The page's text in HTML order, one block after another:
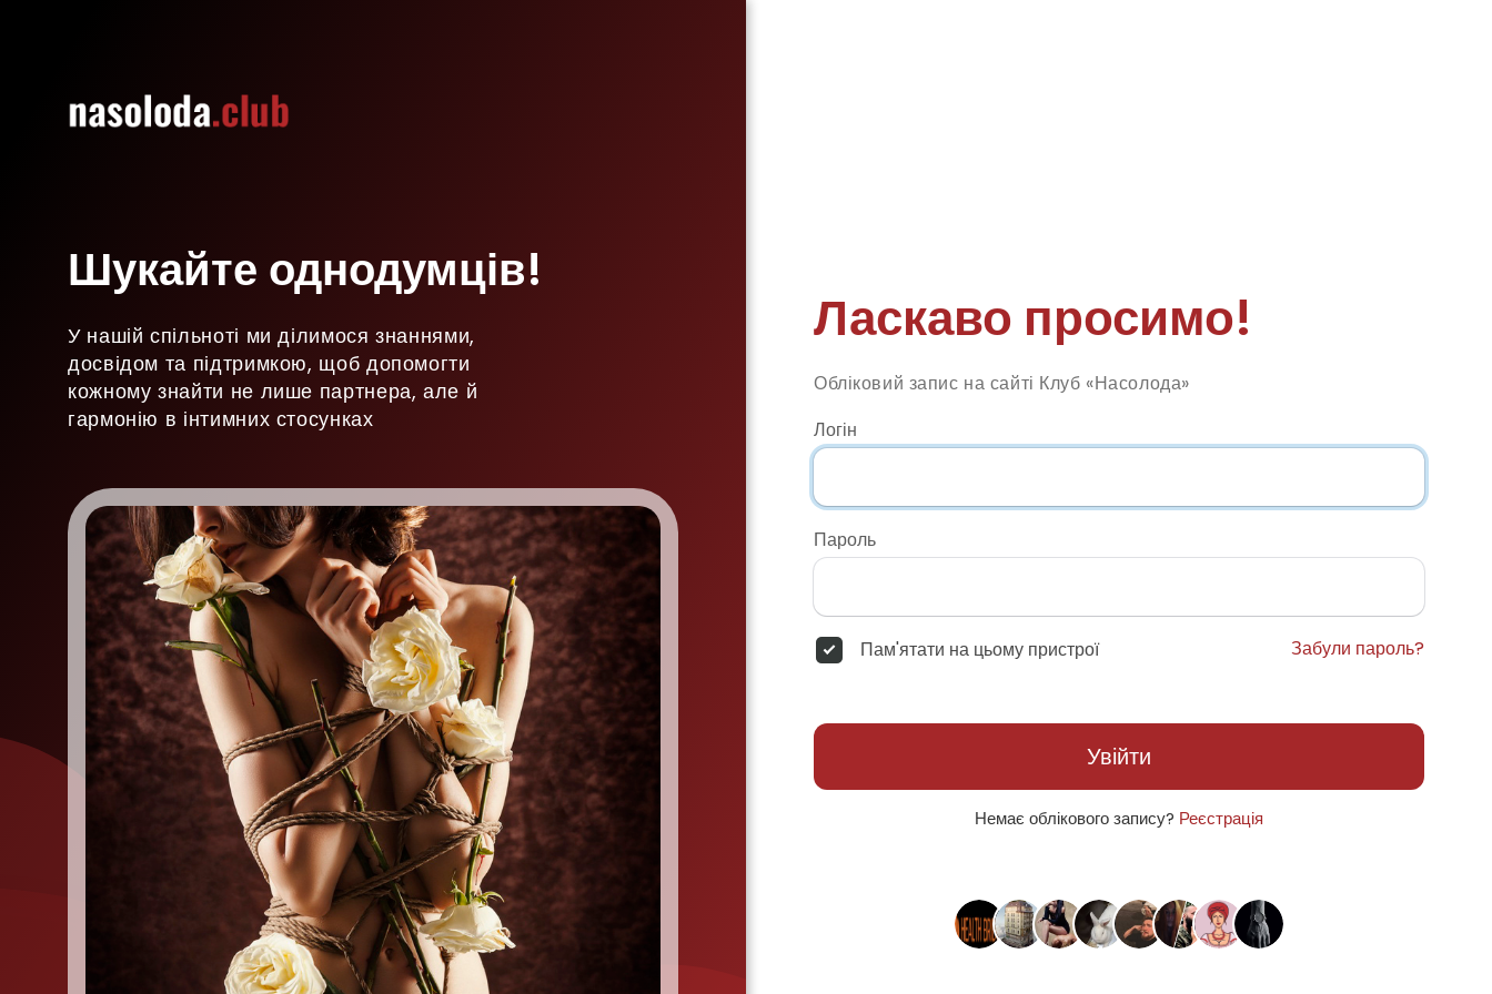
Шукайте однодумців!
У нашій спільноті ми ділимося знаннями,
досвідом та підтримкою, щоб допомогти
кожному знайти не лише партнера, але й
гармонію в інтимних стосунках
Ласкаво просимо!
Обліковий запис на сайті Клуб «Насолода»
Логін
Пароль
Пам'ятати на цьому пристрої Забули пароль?
Увійти
Немає облікового запису? Реєстрація